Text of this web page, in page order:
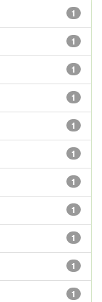
1
1
1
1
1
1
1
1
1
1
1